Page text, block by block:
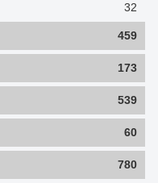
32
459
173
539
60
780